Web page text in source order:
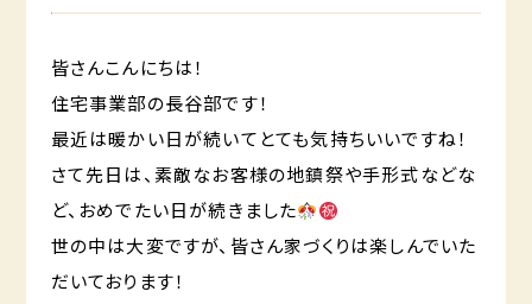
皆さんこんにちは！
住宅事業部の長谷部です！
最近は暖かい日が続いてとても気持ちいいですね！
さて先日は、素敵なお客様の地鎮祭や手形式などな
ど、おめでたい日が続きました
世の中は大変ですが、皆さん家づくりは楽しんでいた
だいております！